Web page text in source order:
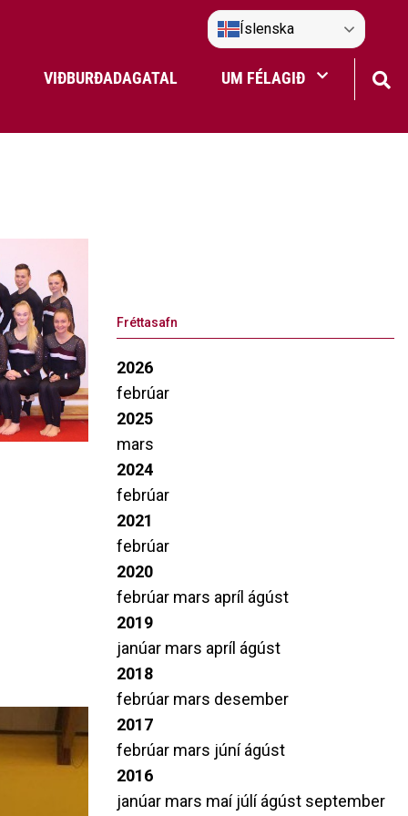
VIÐBURÐADAGATAL UM FÉLAGIÐ
Íslenska
Fréttasafn
2026
febrúar
2025
mars
2024
febrúar
2021
febrúar
2020
febrúar mars apríl ágúst
2019
janúar mars apríl ágúst
2018
febrúar mars desember
2017
febrúar mars júníágúst
2016
janúar mars maí júlíágúst september